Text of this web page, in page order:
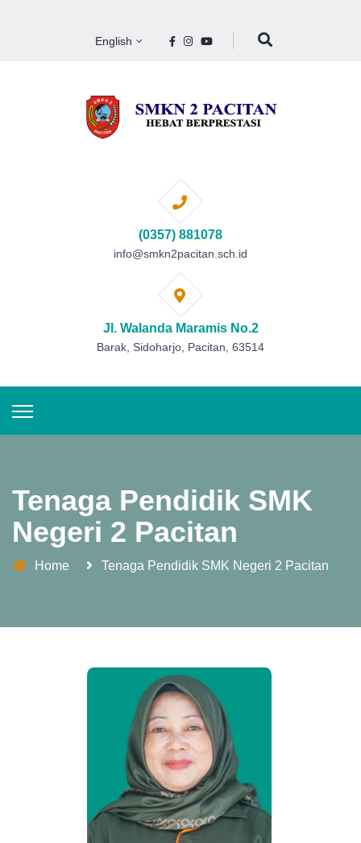
English
(0357) 881078
info@smkn2pacitan.sch.id
Jl. Walanda Maramis No.2
Barak, Sidoharjo, Pacitan, 63514
Tenaga Pendidik SMK
Negeri 2 Pacitan
Home Tenaga Pendidik SMK Negeri 2 Pacitan